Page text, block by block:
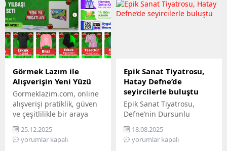
çekiyor. Resmi işlemlerden
kargo gönderilerine, e-
ticaretten adres
kayıtlarına kadar birçok
alanda doğru posta
kodunun kullanılması
büyük önem taşıyor.
Vatandaşlar tarafından
sıkça araştırılan “Mersin
Mezitli posta kodu”
konusu için güncel
bilgileri derledik. Akdeniz
kıyısında...
yoğun fiziksel aktivitelerde
tercih edilen ayakkabılar,
mükemmel birleşimini
arayan erkeklerin değişen
talepleri doğrultusunda
şekillendi. Artık...
Görmek Lazım ile
Alışverişin Yeni Yüzü
Gormeklazim.com, online
alışverişi pratiklik, güven
ve çeşitlilikle bir araya
ticaret platformudur.
Görmek Lazım markası
25.12.2025
yorumlar kapalı
Epik Sanat Tiyatrosu,
Hatay Defne’de
seyircilerle buluştu
Epik Sanat Tiyatrosu,
Defne’nin Dursunlu
buluştu. Toplumcu şair
Nazım Hikmet’in
18.08.2025
yorumlar kapalı